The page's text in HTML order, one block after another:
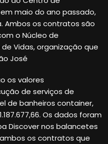
maio do ano passado,
Ambos os contratos são
o Núcleo de
Vidas, organização que
José
os valores
de serviços de
de banheiros container,
Os dados foram
Discover nos balancetes
os contratos que